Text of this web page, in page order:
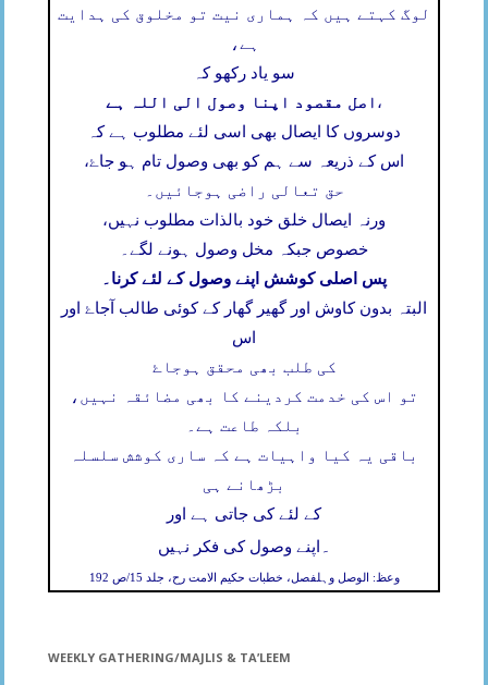
لوگ کہتے ہیں کہ ہماری نیت تو مخلوق کی ہدایت
ہے،
سو یاد رکھو کہ
اصل مقصود اپنا وصول الی اللہ ہے ،
دوسروں کا ایصال بھی اسی لئے مطلوب ہے کہ
اس کے ذریعہ سے ہم کو بھی وصول تام ہو جاۓ،
حق تعالی راضی ہوجائیں۔
ورنہ ایصال خلق خود بالذات مطلوب نہیں،
خصوص جبکہ مخل وصول ہونے لگے۔
پس اصلی کوشش اپنے وصول کے لئے کرنا۔
البتہ بدون کاوش اور گھیر گھار کے کوئی طالب آجاۓ اور
اس
کی طلب بھی محقق ہوجاۓ
تو اس کی خدمت کردینے کا بھی مضائقہ نہیں،
بلکہ طاعت ہے۔
باقی یہ کیا واہیات ہے کہ ساری کوشش سلسلہ
بڑھانے ہی
کے لئے کی جاتی ہے اور
اپنے وصول کی فکر نہیں ۔
وعظ: الوصل وہلفصل، خطبات حکیم الامت رح، جلد 15/ص 192
WEEKLY GATHERING/MAJLIS & TA’LEEM